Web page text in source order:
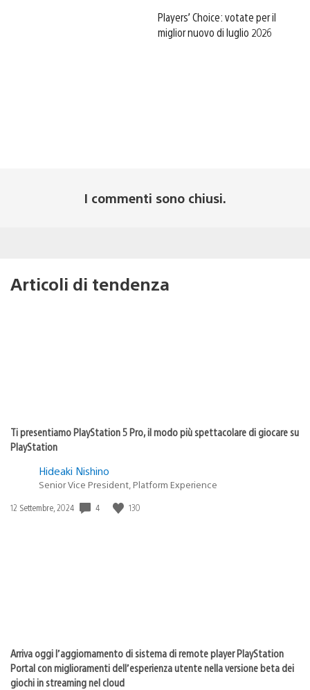
Players’ Choice: votate per il
miglior nuovo di luglio 2026
I commenti sono chiusi.
Articoli di tendenza
Ti presentiamo PlayStation 5 Pro, il modo più spettacolare di giocare su
PlayStation
Hideaki Nishino
Senior Vice President, Platform Experience
Data
12 Settembre, 2024 4 130
Arriva oggi l’aggiornamento di sistema di remote player PlayStation
Portal con miglioramenti dell’esperienza utente nella versione beta dei
giochi in streaming nel cloud